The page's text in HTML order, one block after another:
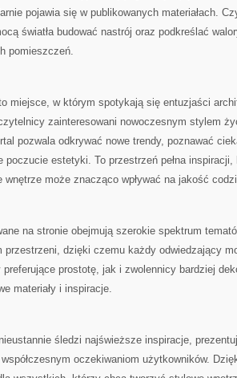
pojawia się w publikowanych materiałach.
światła budować nastrój oraz podkreślać
pomieszczeń.
miejsce, w którym spotykają się entuzjaści
zainteresowani nowoczesnym stylem
pozwala odkrywać nowe trendy, poznawać
poczucie estetyki. To przestrzeń pełna
wnętrze może znacząco wpływać na jakość
na stronie obejmują szerokie spektrum
przestrzeni, dzięki czemu każdy odwiedzający
preferujące prostotę, jak i zwolennicy bardziej
materiały i inspiracje.
śledzi najświeższe inspiracje,
oczekiwaniom użytkowników.